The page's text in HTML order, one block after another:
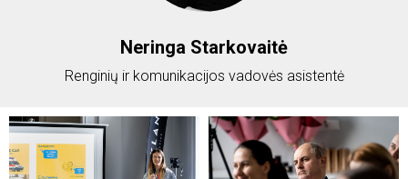
Neringa Starkovaitė
Renginių ir komunikacijos vadovės asistentė